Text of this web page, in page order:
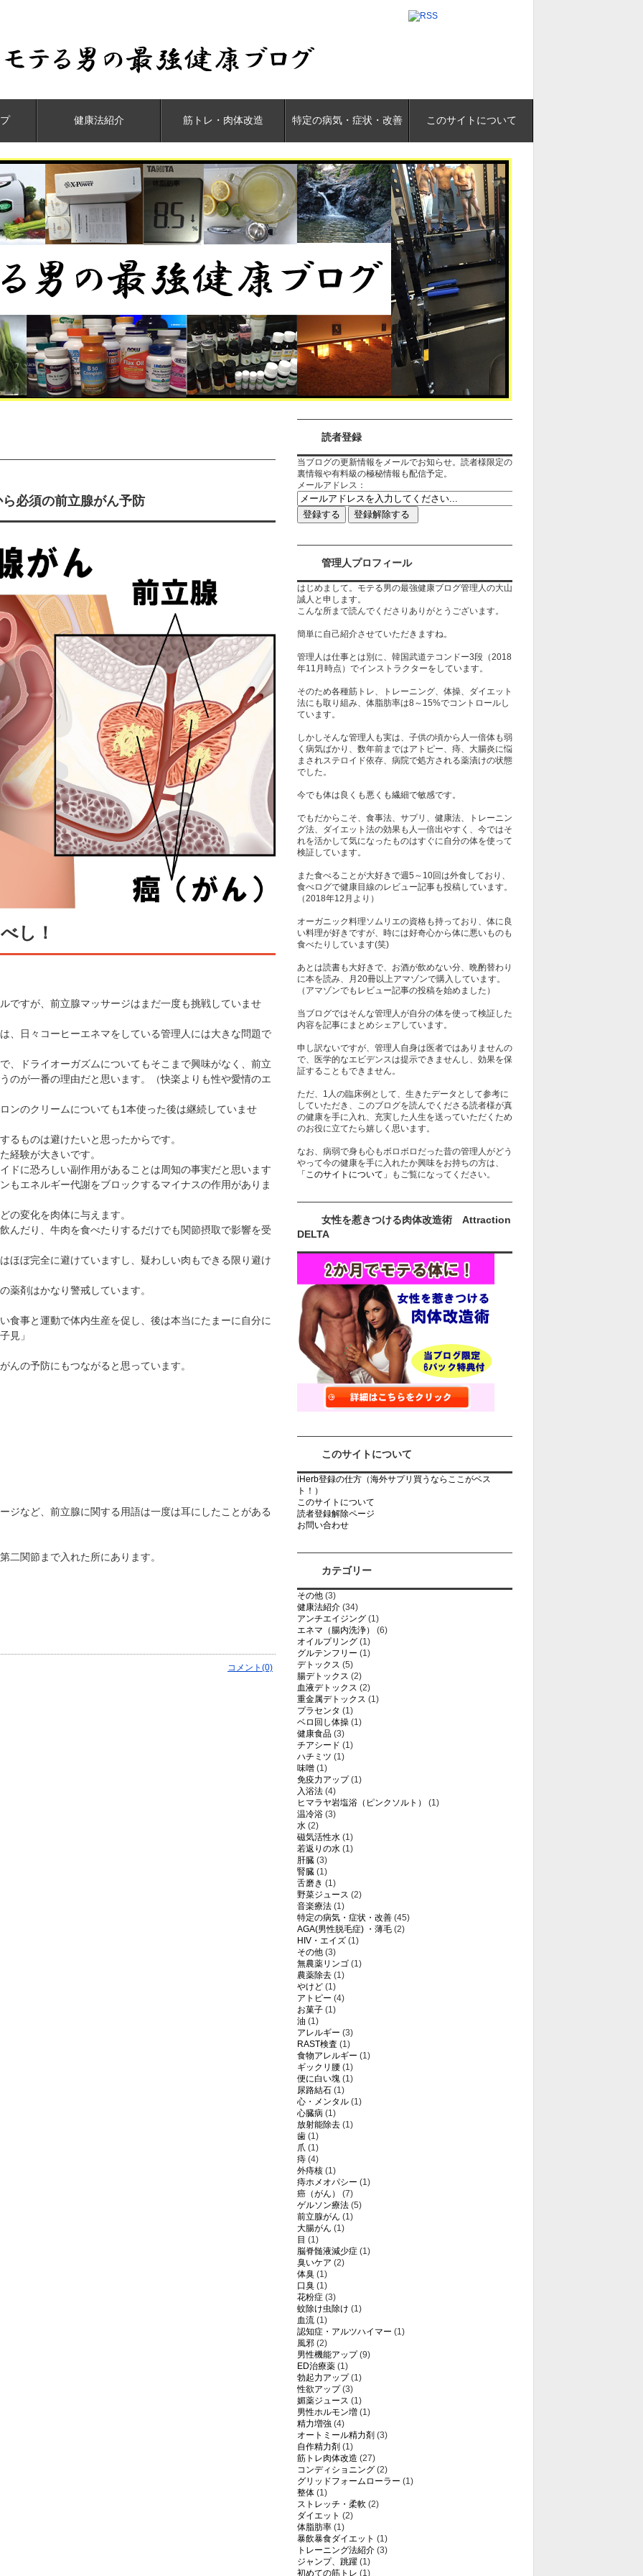
健康法紹介 筋トレ・肉体改造 特定の病気・症状・改善 このサイトについて
必須の前立腺がん予防
し！
ですが、前立腺マッサージはまだ一度も挑戦していませ
、日々コーヒーエネマをしている管理人には大きな問題で
、ドライオーガズムについてもそこまで興味がなく、前立
のが一番の理由だと思います。（快楽よりも性や愛情のエ
ンのクリームについても1本使った後は継続していませ
るものは避けたいと思ったからです。
経験が大きいです。
ドに恐ろしい副作用があることは周知の事実だと思います
もエネルギー代謝をブロックするマイナスの作用がありま
の変化を肉体に与えます。
んだり、牛肉を食べたりするだけでも関節摂取で影響を受
ほぼ完全に避けていますし、疑わしい肉もできる限り避け
薬剤はかなり警戒しています。
食事と運動で体内生産を促し、後は本当にたまーに自分に
見」
んの予防にもつながると思っています。
ジなど、前立腺に関する用語は一度は耳にしたことがある
二関節まで入れた所にあります。
コメント(0)
読者登録
当ブログの更新情報をメールでお知らせ。読者様限定の
裏情報や有料級の極秘情報も配信予定。
メールアドレス：
管理人プロフィール
はじめまして。モテる男の最強健康ブログ管理人の大山
誠人と申します。
こんな所まで読んでくださりありがとうございます。
簡単に自己紹介させていただきますね。
管理人は仕事とは別に、韓国武道テコンドー3段（2018
年11月時点）でインストラクターをしています。
そのため各種筋トレ、トレーニング、体操、ダイエット
法にも取り組み、体脂肪率は8～15%でコントロールし
ています。
しかしそんな管理人も実は、子供の頃から人一倍体も弱
く病気ばかり、数年前まではアトピー、痔、大腸炎に悩
まされステロイド依存、病院で処方される薬漬けの状態
でした。
今でも体は良くも悪くも繊細で敏感です。
でもだからこそ、食事法、サプリ、健康法、トレーニン
グ法、ダイエット法の効果も人一倍出やすく、今ではそ
れを活かして気になったものはすぐに自分の体を使って
検証しています。
また食べることが大好きで週5～10回は外食しており、
食べログで健康目線のレビュー記事も投稿しています。
（2018年12月より）
オーガニック料理ソムリエの資格も持っており、体に良
い料理が好きですが、時には好奇心から体に悪いものも
食べたりしています(笑)
あとは読書も大好きで、お酒が飲めない分、晩酌替わり
に本を読み、月20冊以上アマゾンで購入しています。
（アマゾンでもレビュー記事の投稿を始めました）
当ブログではそんな管理人が自分の体を使って検証した
内容を記事にまとめシェアしています。
申し訳ないですが、管理人自身は医者ではありませんの
で、医学的なエビデンスは提示できませんし、効果を保
証することもできません。
ただ、1人の臨床例として、生きたデータとして参考に
していただき、このブログを読んでくださる読者様が真
の健康を手に入れ、充実した人生を送っていただくため
のお役に立てたら嬉しく思います。
なお、病弱で身も心もボロボロだった昔の管理人がどう
やって今の健康を手に入れたか興味をお持ちの方は、
「このサイトについて」
もご覧になってください。
女性を惹きつける肉体改造術 Attraction
DELTA
このサイトについて
iHerb登録の仕方（海外サプリ買うならここがベス
ト！）
このサイトについて
読者登録解除ページ
お問い合わせ
カテゴリー
その他 (3)
健康法紹介 (34)
アンチエイジング (1)
エネマ（腸内洗浄）
(6)
オイルプリング (1)
グルテンフリー (1)
デトックス (5)
腸デトックス (2)
血液デトックス (2)
重金属デトックス (1)
プラセンタ (1)
ベロ回し体操 (1)
健康食品 (3)
チアシード (1)
ハチミツ (1)
味噌 (1)
免疫力アップ(1)
入浴法 (4)
ヒマラヤ岩塩浴（ピンクソルト）
(1)
温冷浴 (3)
水 (2)
磁気活性水 (1)
若返りの水 (1)
肝臓 (3)
腎臓 (1)
舌磨き (1)
野菜ジュース (2)
音楽療法 (1)
特定の病気・症状・改善 (45)
AGA(男性脱毛症) ・薄毛 (2)
HIV・エイズ (1)
その他 (3)
無農薬リンゴ (1)
農薬除去 (1)
やけど (1)
アトピー (4)
お菓子 (1)
油 (1)
アレルギー (3)
RAST検査 (1)
食物アレルギー (1)
ギックリ腰 (1)
便に白い塊 (1)
尿路結石 (1)
心・メンタル (1)
心臓病 (1)
放射能除去 (1)
歯 (1)
爪 (1)
痔 (4)
外痔核 (1)
痔ホメオパシー (1)
癌（がん）
(7)
ゲルソン療法 (5)
前立腺がん (1)
大腸がん (1)
目 (1)
脳脊髄液減少症 (1)
臭いケア (2)
体臭 (1)
口臭 (1)
花粉症 (3)
蚊除け虫除け (1)
血流 (1)
認知症・アルツハイマー (1)
風邪 (2)
男性機能アップ(9)
ED治療薬 (1)
勃起力アップ(1)
性欲アップ(3)
媚薬ジュース (1)
男性ホルモン増 (1)
精力増強 (4)
オートミール精力剤 (3)
自作精力剤 (1)
筋トレ肉体改造 (27)
コンディショニング (2)
グリッドフォームローラー (1)
整体 (1)
ストレッチ・柔軟 (2)
ダイエット (2)
体脂肪率 (1)
暴飲暴食ダイエット (1)
トレーニング法紹介 (3)
ジャンプ、跳躍 (1)
初めての筋トレ (1)